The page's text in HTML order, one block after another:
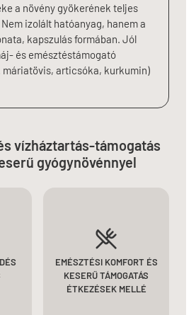
a növény gyökerének teljes
izolált hatóanyag, hanem a
kapszulás formában. Jól
és emésztéstámogató
máriatövis, articsóka, kurkumin)
vízháztartás-támogatás
gyógynövénnyel
EMÉSZTÉSI KOMFORT ÉS
KESERŰ TÁMOGATÁS
ÉTKEZÉSEK MELLÉ